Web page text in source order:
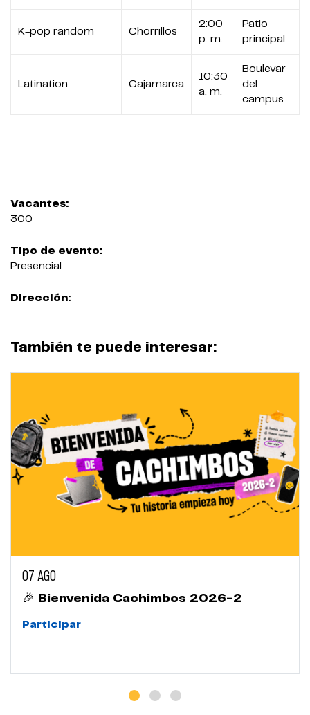
K-pop random Chorrillos
2:00
p. m.
Patio
principal
Latination Cajamarca
10:30
a. m.
Boulevar
del
campus
Vacantes:
300
Tipo de evento:
Presencial
Dirección:
También te puede interesar:
07 AGO
🎉 Bienvenida Cachimbos 2026-2
Participar